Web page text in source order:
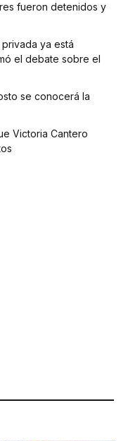
fueron detenidos y
ya está
el debate sobre el
se conocerá la
Victoria Cantero